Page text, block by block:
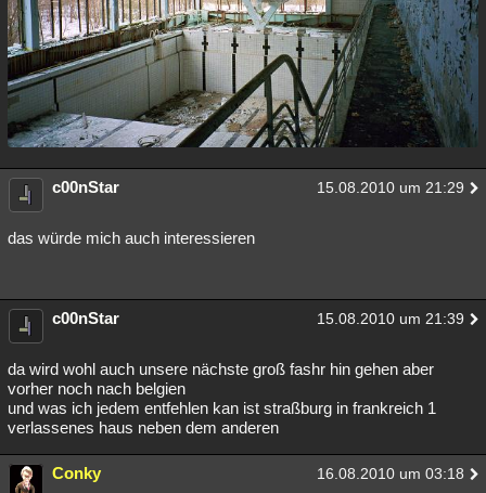
c00nStar 15.08.2010 um 21:29
das würde mich auch interessieren
c00nStar 15.08.2010 um 21:39
da wird wohl auch unsere nächste groß fashr hin gehen aber
vorher noch nach belgien
und was ich jedem entfehlen kan ist straßburg in frankreich 1
verlassenes haus neben dem anderen
Conky 16.08.2010 um 03:18